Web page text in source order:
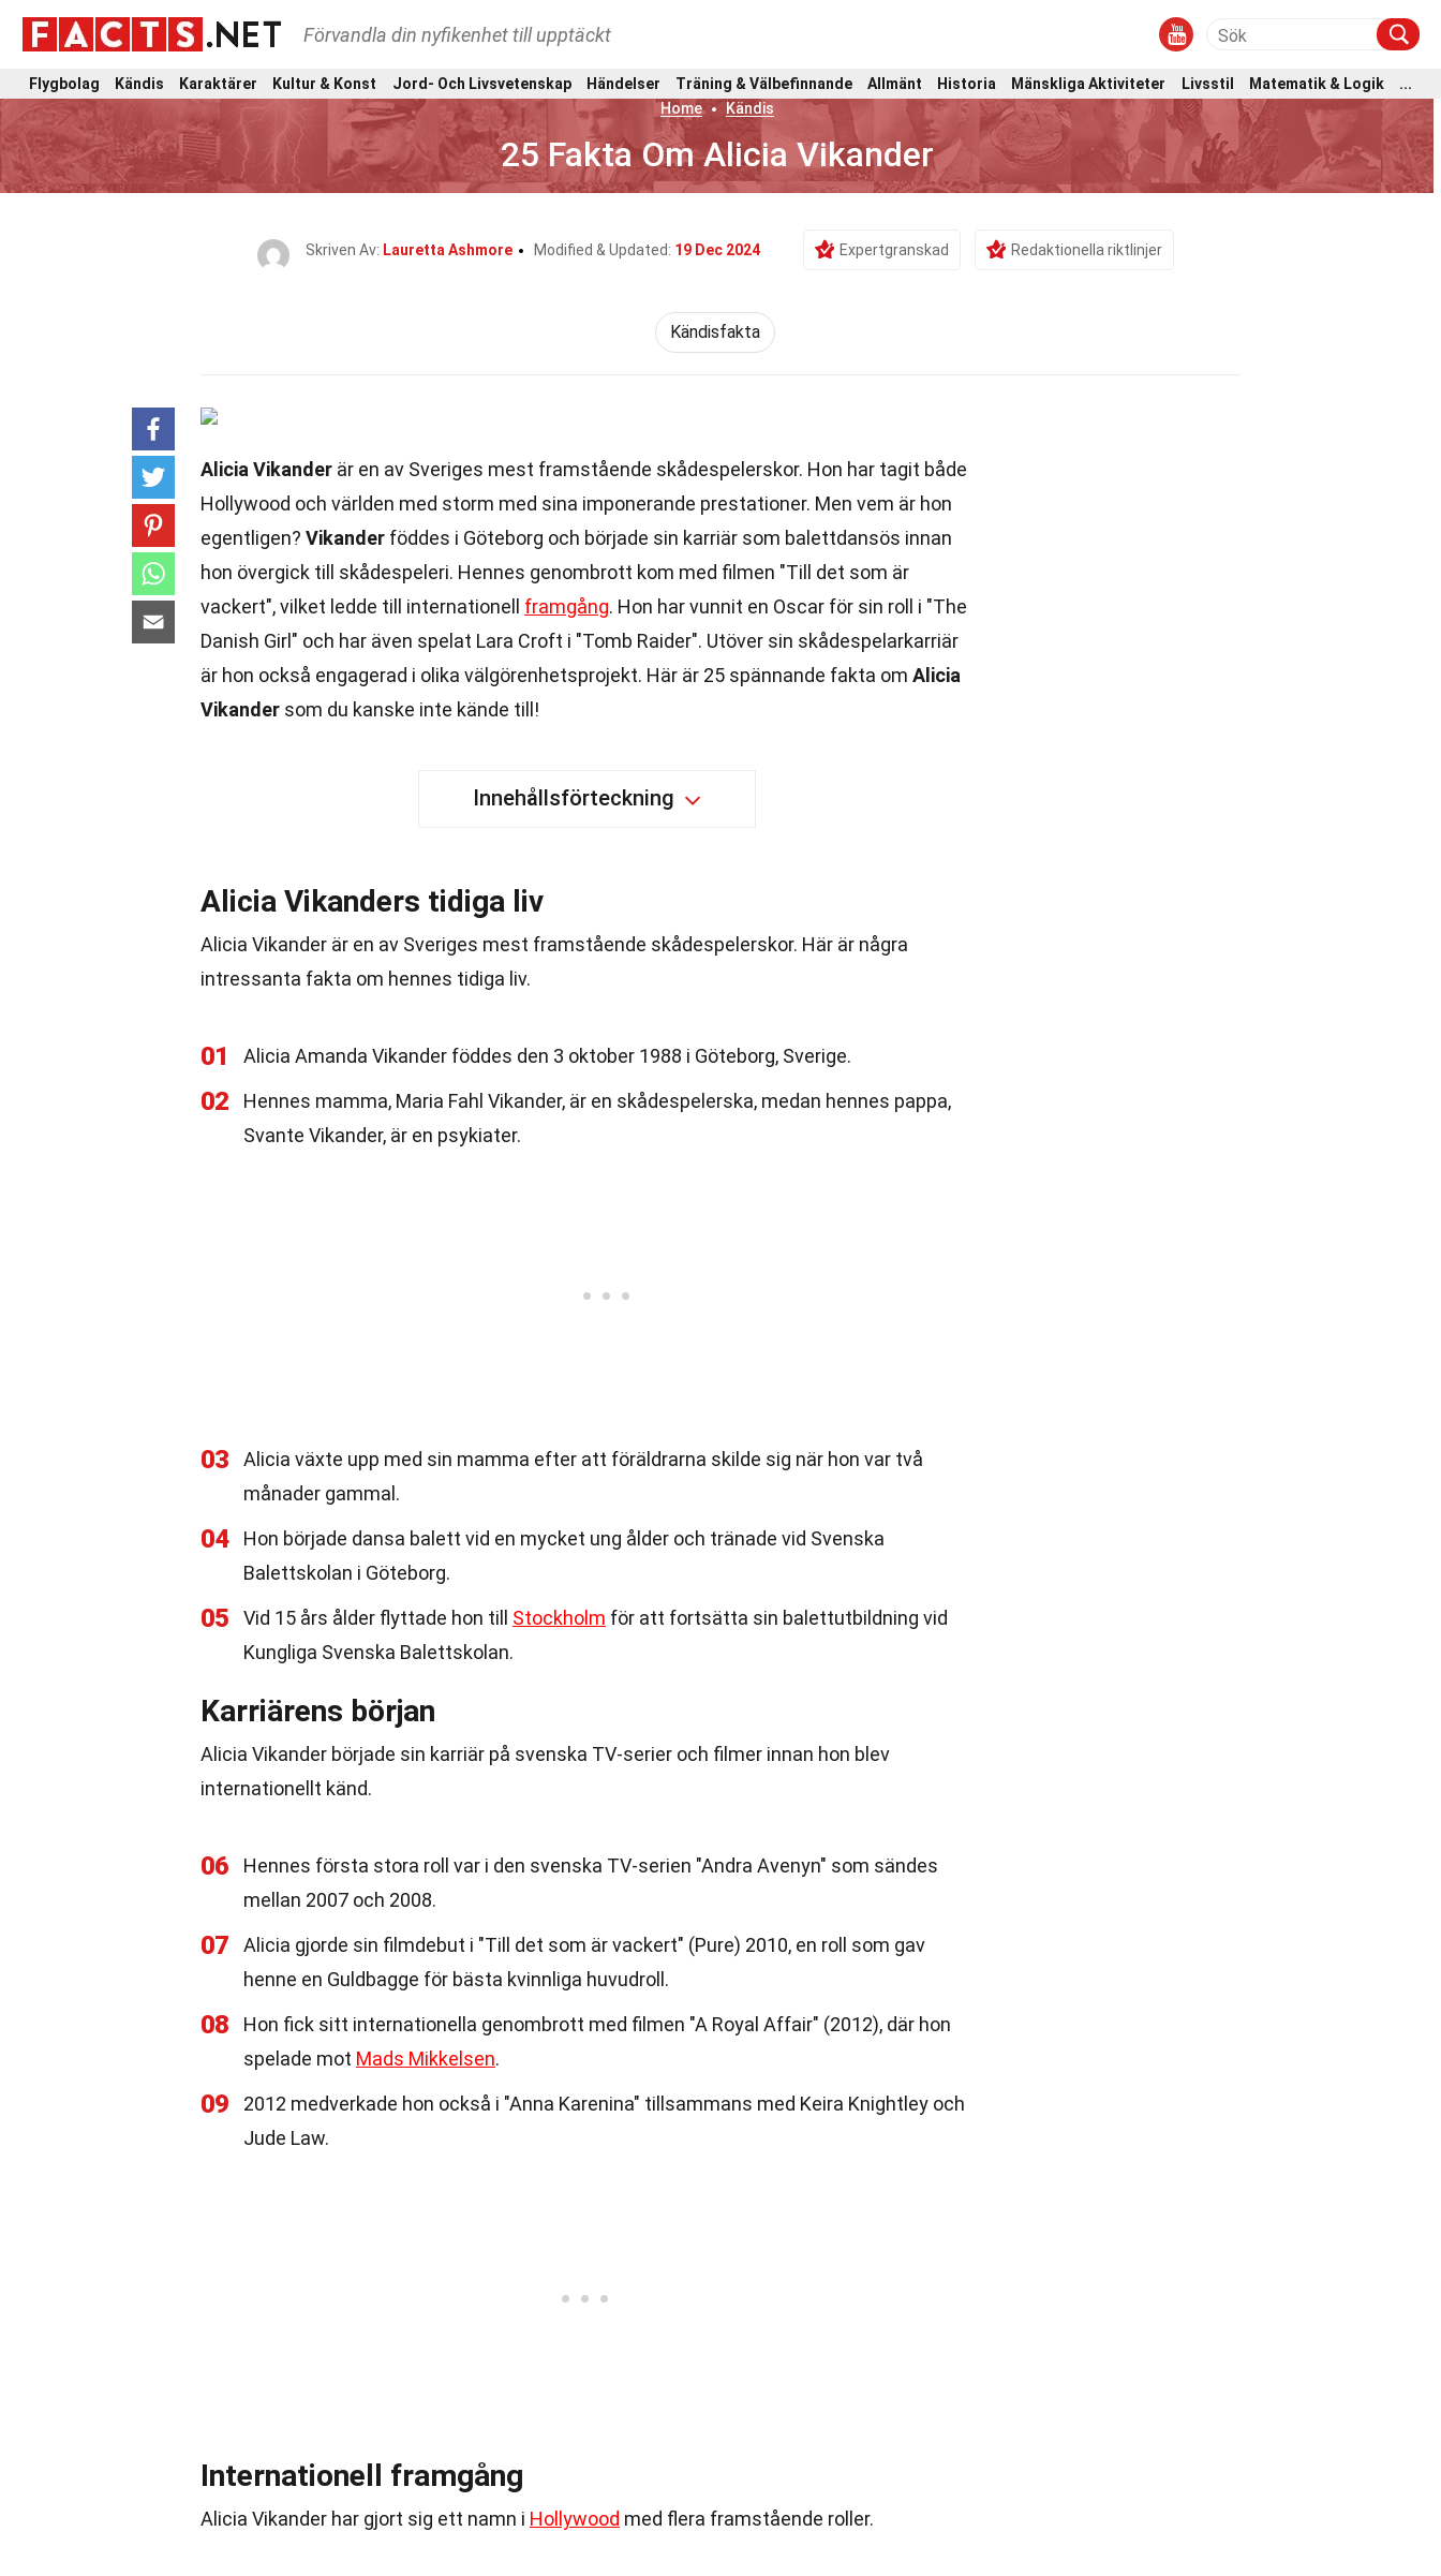
Förvandla din nyfikenhet till upptäckt
Flygbolag Kändis Karaktärer Kultur & Konst Jord- Och Livsvetenskap Händelser Träning & Välbefinnande Allmänt Historia Mänskliga Aktiviteter Livsstil Matematik & Logik
...
Home
Kändis
25 Fakta Om Alicia Vikander
Skriven Av: Lauretta Ashmore Modified & Updated: 19 Dec 2024 Expertgranskad Redaktionella riktlinjer
Kändisfakta
Alicia Vikander är en av Sveriges mest framstående skådespelerskor. Hon har tagit både
Hollywood och världen med storm med sina imponerande prestationer. Men vem är hon
egentligen? Vikander föddes i Göteborg och började sin karriär som balettdansös innan
hon övergick till skådespeleri. Hennes genombrott kom med filmen "Till det som är
vackert", vilket ledde till internationell framgång. Hon har vunnit en Oscar för sin roll i "The
Danish Girl" och har även spelat Lara Croft i "Tomb Raider". Utöver sin skådespelarkarriär
är hon också engagerad i olika välgörenhetsprojekt. Här är 25 spännande fakta om Alicia
Vikander som du kanske inte kände till!
Innehållsförteckning
Alicia Vikanders tidiga liv
Alicia Vikander är en av Sveriges mest framstående skådespelerskor. Här är några
intressanta fakta om hennes tidiga liv.
01 Alicia Amanda Vikander föddes den 3 oktober 1988 i Göteborg, Sverige.
02
Hennes mamma, Maria Fahl Vikander, är en skådespelerska, medan hennes pappa,
Svante Vikander, är en psykiater.
03
Alicia växte upp med sin mamma efter att föräldrarna skilde sig när hon var två
månader gammal.
04
Hon började dansa balett vid en mycket ung ålder och tränade vid Svenska
Balettskolan i Göteborg.
05 Vid 15 års ålder flyttade hon till Stockholm för att fortsätta sin balettutbildning vid
Kungliga Svenska Balettskolan.
Karriärens början
Alicia Vikander började sin karriär på svenska TV-serier och filmer innan hon blev
internationellt känd.
06
Hennes första stora roll var i den svenska TV-serien "Andra Avenyn" som sändes
mellan 2007 och 2008.
07
Alicia gjorde sin filmdebut i "Till det som är vackert" (Pure) 2010, en roll som gav
henne en Guldbagge för bästa kvinnliga huvudroll.
08
Hon fick sitt internationella genombrott med filmen "A Royal Affair" (2012), där hon
spelade mot Mads Mikkelsen.
09
2012 medverkade hon också i "Anna Karenina" tillsammans med Keira Knightley och
Jude Law.
Internationell framgång
Alicia Vikander har gjort sig ett namn i Hollywood med flera framstående roller.